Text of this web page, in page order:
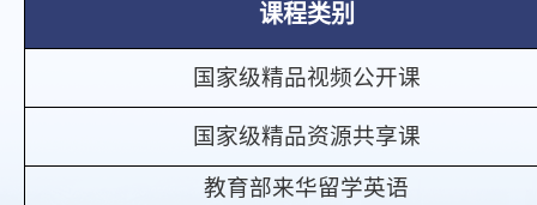
课程类别
国家级精品视频公开课
国家级精品资源共享课
教育部来华留学英语